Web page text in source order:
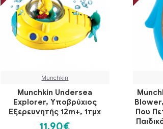
Munchkin
Munchkin Undersea
Explorer, Υποβρύχιος
Εξερευνητής 12m+, 1τμχ
Blower,
Που